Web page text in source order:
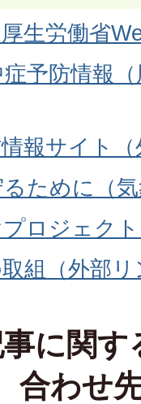
生労働省
予防情報
報サイト
ために（
ロジェク
組（外部
に関す
合わせ